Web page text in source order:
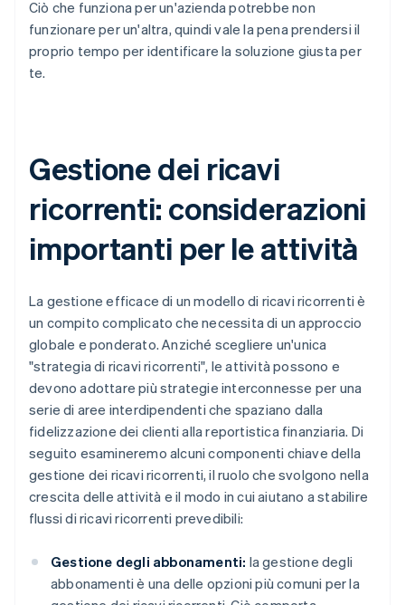
Ciò che funziona per un'azienda potrebbe non
funzionare per un'altra, quindi vale la pena prendersi il
proprio tempo per identificare la soluzione giusta per
te.
Gestione dei ricavi
ricorrenti: considerazioni
importanti per le attività
La gestione efficace di un modello di ricavi ricorrenti è
un compito complicato che necessita di un approccio
globale e ponderato. Anziché scegliere un'unica
"strategia di ricavi ricorrenti", le attività possono e
devono adottare più strategie interconnesse per una
serie di aree interdipendenti che spaziano dalla
fidelizzazione dei clienti alla reportistica finanziaria. Di
seguito esamineremo alcuni componenti chiave della
gestione dei ricavi ricorrenti, il ruolo che svolgono nella
crescita delle attività e il modo in cui aiutano a stabilire
flussi di ricavi ricorrenti prevedibili:
Gestione degli abbonamenti: la gestione degli
abbonamenti è una delle opzioni più comuni per la